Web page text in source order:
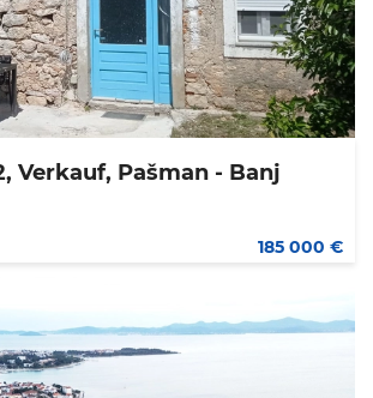
Verkauf, Pašman - Banj
185 000 €